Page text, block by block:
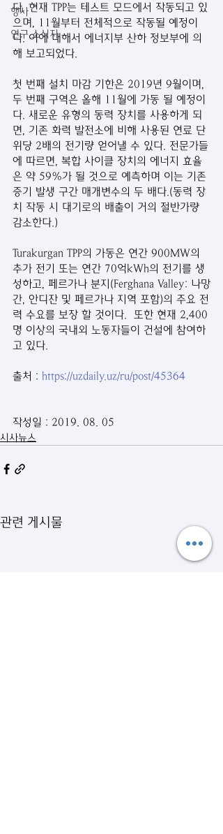
행사
연구 소식지
다. 현재 TPP는 테스트 모드에서 작동되고 있
으며, 11월부터 전체적으로 작동될 예정이
다. 이에 대해서 에너지부 산하 정보부에 의
해 보고되었다.
첫 번째 설치 마감 기한은 2019년 9월이며,
두 번째 구역은 올해 11월에 가동 될 예정이
다. 새로운 유형의 동력 장치를 사용하게 되
면, 기존 화력 발전소에 비해 사용된 연료 단
위당 2배의 전기량 얻어낼 수 있다. 전문가들
에 따르면, 복합 사이클 장치의 에너지 효율
은 약 59%가 될 것으로 예측하며 이는 기존
증기 발생 구간 매개변수의 두 배다.(동력 장
치 작동 시 대기로의 배출이 거의 절반가량
감소한다.)
Turakurgan TPP의 가동은 연간 900MW의
추가 전기 또는 연간 70억kWh의 전기를 생
성하고, 페르가나 분지(Ferghana Valley: 나망
간, 안디잔 및 페르가나 지역 포함)의 주요 전
력 수요를 보장 할 것이다.  또한 현재 2,400
명 이상의 국내외 노동자들이 건설에 참여하
고 있다.
출처 : https://uzdaily.uz/ru/post/45364
작성일 : 2019. 08. 05
시사뉴스
관련 게시물